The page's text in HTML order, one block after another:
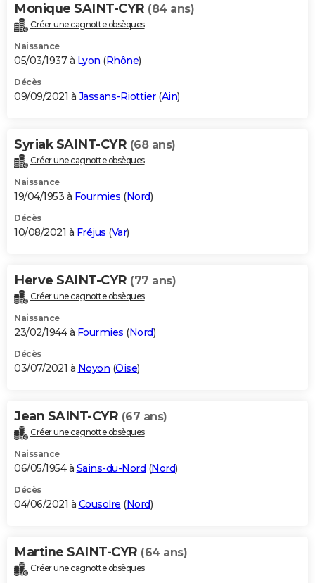
Monique SAINT-CYR (84 ans)
Créer une cagnotte obsèques
Naissance
05/03/1937 à Lyon (Rhône)
Décès
09/09/2021 à Jassans-Riottier(Ain)
Syriak SAINT-CYR (68 ans)
Créer une cagnotte obsèques
Naissance
19/04/1953 à Fourmies (Nord)
Décès
10/08/2021 à Fréjus (Var)
Herve SAINT-CYR (77 ans)
Créer une cagnotte obsèques
Naissance
23/02/1944 à Fourmies (Nord)
Décès
03/07/2021 à Noyon (Oise)
Jean SAINT-CYR (67 ans)
Créer une cagnotte obsèques
Naissance
06/05/1954 à Sains-du-Nord (Nord)
Décès
04/06/2021 à Cousolre (Nord)
Martine SAINT-CYR (64 ans)
Créer une cagnotte obsèques